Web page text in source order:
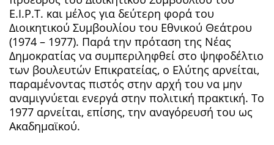
Ε.Ι.Ρ.Τ. και μέλος για δεύτερη φορά του
Διοικητικού Συμβουλίου του Εθνικού Θεάτρου
(1974 – 1977). Παρά την πρόταση της Νέας
Δημοκρατίας να συμπεριληφθεί στο ψηφοδέλτιο
των βουλευτών Επικρατείας, ο Ελύτης αρνείται,
παραμένοντας πιστός στην αρχή του να μην
αναμιγνύεται ενεργά στην πολιτική πρακτική. Το
1977 αρνείται, επίσης, την αναγόρευσή του ως
Ακαδημαϊκού.